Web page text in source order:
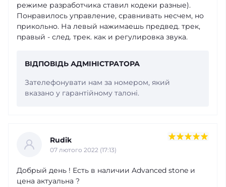
режиме разработчика ставил кодеки разные).
Понравилось управление, сравнивать несчем, но
прикольно. На левый нажимаешь предвед. трек,
правый - след. трек. как и регулировка звука.
ВІДПОВІДЬ АДМІНІСТРАТОРА
Зателефонувати нам за номером, який
вказано у гарантійному талоні.
Rudik
07 лютого 2022 (17:13)
Добрый день ! Есть в наличии Advanced stone и
цена актуальна ?